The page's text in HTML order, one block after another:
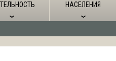
НАСЕЛЕНИЯ